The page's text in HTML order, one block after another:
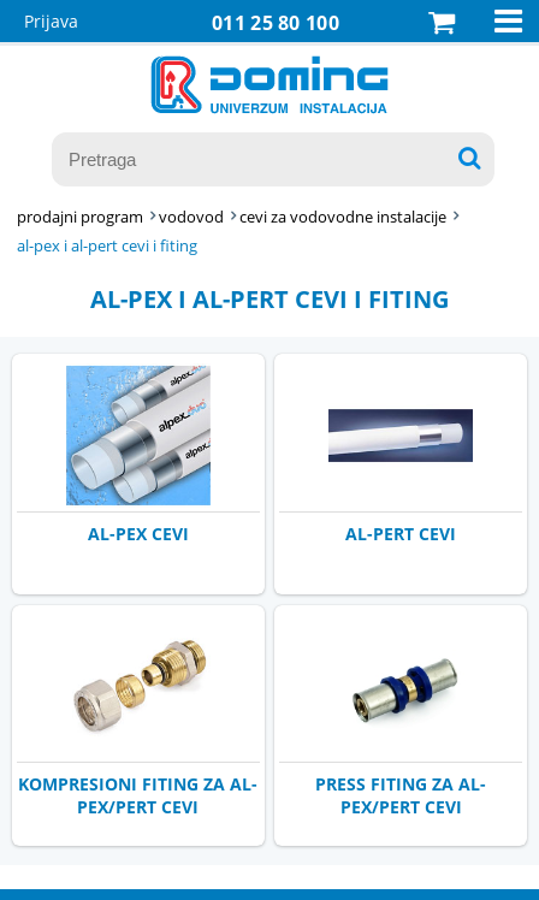
011 25 80 100
Prijava 

prodajni program vodovod
cevi za vodovodne instalacije
al-pex i al-pert cevi i fiting
AL-PEX I AL-PERT CEVI I FITING
AL-PEX CEVI AL-PERT CEVI
KOMPRESIONI FITING ZA AL-
PEX/PERT CEVI
PRESS FITING ZA AL-
PEX/PERT CEVI